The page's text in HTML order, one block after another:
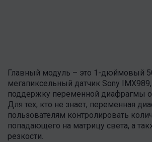
Главный модуль – это 1-дюймовый
мегапиксельный датчик Sony
поддержку переменной диафрагмы
Для тех, кто не знает, переменная
пользователям контролировать
попадающего на матрицу света, а
резкости.